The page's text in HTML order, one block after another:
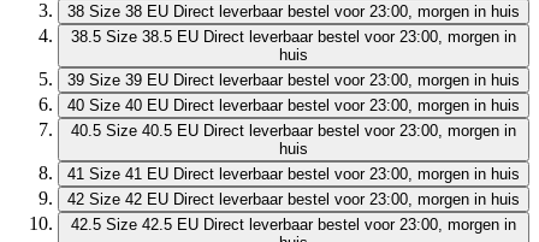
38 Size 38 EU Direct leverbaar bestel voor 23:00, morgen in huis
38.5 Size 38.5 EU Direct leverbaar bestel voor 23:00, morgen in
huis
39 Size 39 EU Direct leverbaar bestel voor 23:00, morgen in huis
40 Size 40 EU Direct leverbaar bestel voor 23:00, morgen in huis
40.5 Size 40.5 EU Direct leverbaar bestel voor 23:00, morgen in
huis
41 Size 41 EU Direct leverbaar bestel voor 23:00, morgen in huis
42 Size 42 EU Direct leverbaar bestel voor 23:00, morgen in huis
42.5 Size 42.5 EU Direct leverbaar bestel voor 23:00, morgen in